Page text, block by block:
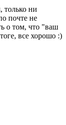
только ни
почте не
о том, что "ваш
все хорошо :)